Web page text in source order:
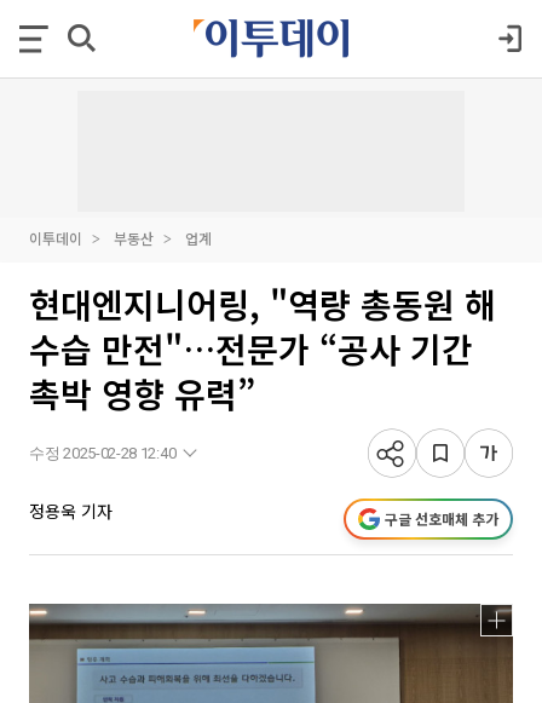
이투데이 부동산 업계
현대엔지니어링, "역량 총동원 해
수습 만전"…전문가 “공사 기간
촉박 영향 유력”
수정 2025-02-28 12:40
정용욱 기자 구글 선호매체 추가